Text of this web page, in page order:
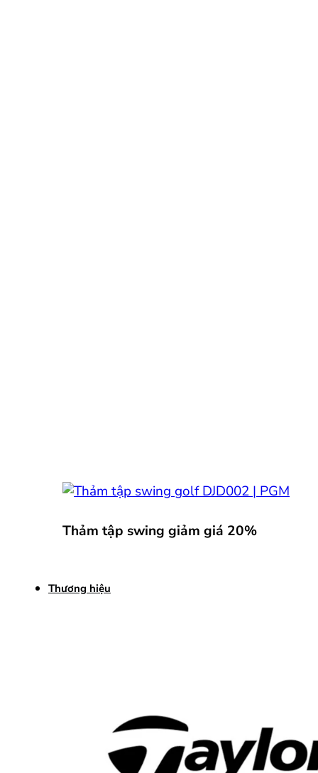
Thảm tập swing giảm giá 20%
Thương hiệu